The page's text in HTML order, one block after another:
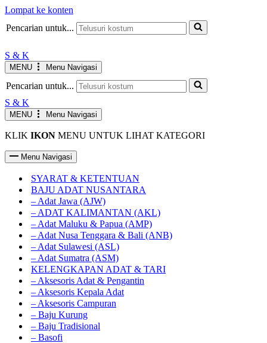
Lompat ke konten
Pencarian untuk...
S & K
MENU Menu Navigasi
Pencarian untuk...
S & K
MENU Menu Navigasi
KLIK IKON MENU UNTUK LIHAT KATEGORI
Menu Navigasi
SYARAT & KETENTUAN
BAJU ADAT NUSANTARA
– Adat Jawa (AJW)
– ADAT KALIMANTAN (AKL)
– Adat Maluku & Papua (AMP)
– Adat Nusa Tenggara & Bali (ANB)
– Adat Sulawesi (ASL)
– Adat Sumatra (ASM)
KELENGKAPAN ADAT & TARI
– Aksesoris Adat & Pengantin
– Aksesoris Kepala Adat
– Aksesoris Campuran
– Baju Kurung
– Baju Tradisional
– Basofi
JAM KERJA AGUSTUS
Senin-Jumat : 10.00-19.00 WIB
Sabtu : 10.00-17.00 WIB